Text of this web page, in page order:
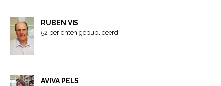
RUBEN VIS
52 berichten gepubliceerd
AVIVA PELS